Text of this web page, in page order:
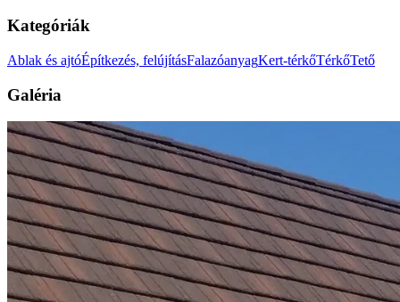
Kategóriák
Ablak és ajtóÉpítkezés, felújításFalazóanyagKert-térkőTérkőTető
Galéria